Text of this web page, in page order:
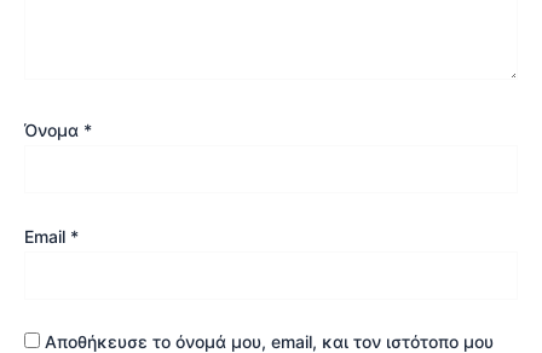
Όνομα *
Email *
Αποθήκευσε το όνομά μου, email, και τον ιστότοπο μου